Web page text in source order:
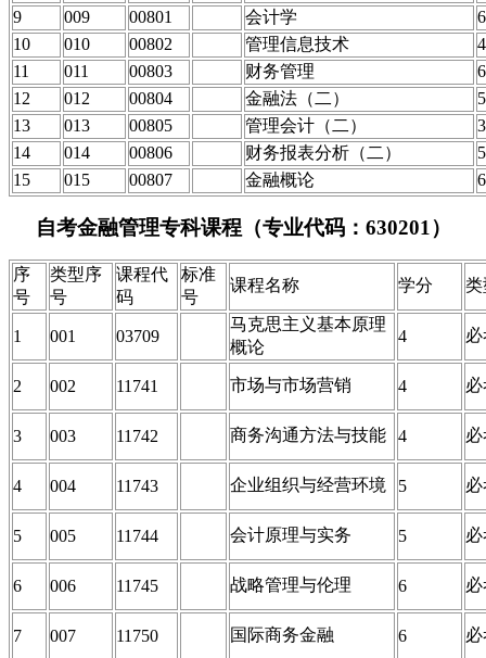
9
009 00801 会计学
6
10
010 00802 管理信息技术
4
11
011 00803 财务管理
6
12
012 00804 金融法（二）
5
13
013 00805 管理会计（二）
3
14
014 00806 财务报表分析（二）
5
15
015 00807 金融概论 6
自考金融管理专科课程（专业代码： 630201）
序
号
类型序
号
课程代
码
标准
号
课程名称 学分 类
1 001 03709
马克思主义基本原理
概论
4
2 002 11741 市场与市场营销 4
3 003 11742 商务沟通方法与技能 4
4 004 11743 企业组织与经营环境 5
5 005 11744 会计原理与实务 5
6 006 11745 战略管理与伦理 6
7 007 11750 国际商务金融 6